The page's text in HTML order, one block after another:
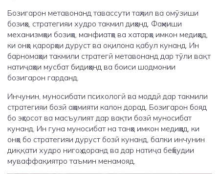
Бозигарон метавонанд тавассути таҳлил ва омӯзиши
бозиҳо, стратегияи худро такмил диҳанд. Фаҳмиши
механизмҳои бозиҳо, манфиатҳо ва хатарҳо имкон медиҳад,
ки онҳо қарорҳои дуруст ва оқилона қабул кунанд. Ин
барномаҳои такмили стратегӣ метавонанд дар тӯли вақт
натиҷаҳои мусбат бидиҳанд ва боиси шодмонии
бозигарон гарданд.
Инчунин, муносибати психологӣ ва моддӣ дар такмили
стратегияи бозӣ аҳамияти калон дорад. Бозигарон бояд
бо эҳсосот ва масъулият дар вақти бозӣ муносибат
кунанд. Ин гуна муносибат на танҳо имкон медиҳад, ки
онҳо бо стратегияи дуруст бозӣ кунанд, балки инчунин
диққати худро нигоҳ доранд ва дар натиҷа беҳбудии
муваффақиятро таъмин менамояд.